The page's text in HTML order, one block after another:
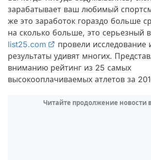
зарабатывает ваш любимый
же это заработок гораздо больше
на сколько больше, это серьезный
list25.com
провели исследование
результаты удивят многих.
вниманию рейтинг из 25 самых
высокооплачиваемых атлетов за
Читайте продолжение новости